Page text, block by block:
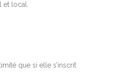
et local.
que si elle s’inscrit